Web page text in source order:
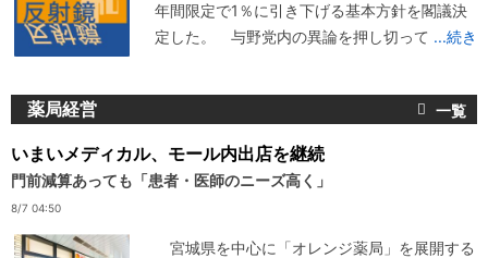
年間限定で1％に引き下げる基本方針を閣議決
定した。 与野党内の異論を押し切って ...続き
薬局経営
いまいメディカル、モール内出店を継続
門前減算あっても「患者・医師のニーズ高く」
8/7 04:50
宮城県を中心に「オレンジ薬局」を展開する